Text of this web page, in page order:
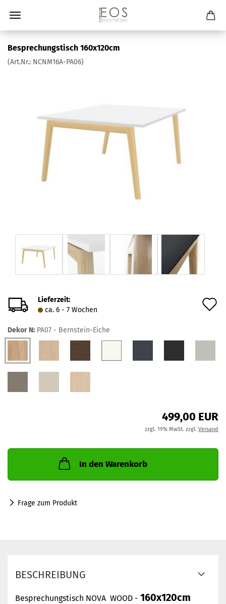
Besprechungstisch 160x120cm
(Art.Nr.: NCNM16A-PA06)
Lieferzeit:
ca. 6 - 7 Wochen
Dekor N: PA07 - Bernstein-Eiche
499,00 EUR
zzgl. 19% MwSt. zzgl. Versand
In den Warenkorb
Frage zum Produkt
BESCHREIBUNG
Besprechungstisch NOVA WOOD - 160x120cm